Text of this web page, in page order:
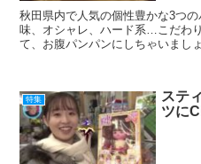
秋田県内で人気の個性豊かな3つ
味、オシャレ、ハード系…こだわ
て、お腹パンパンにしちゃいまし
特集
ステ
ツに